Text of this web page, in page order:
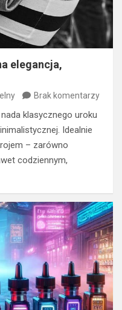
elegancja,
Brak komentarzy
klasycznego uroku
Idealnie
– zarówno
codziennym,